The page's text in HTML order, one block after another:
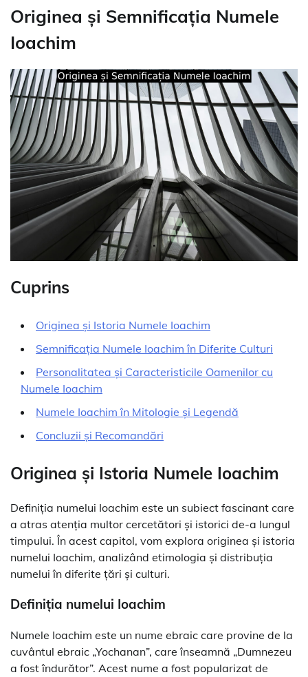
Originea și Semnificația Numele
Ioachim
Cuprins
Originea și Istoria Numele Ioachim
Semnificația Numele Ioachim în Diferite Culturi
Personalitatea și Caracteristicile Oamenilor cu
Numele Ioachim
Numele Ioachim în Mitologie și Legendă
Concluzii și Recomandări
Originea și Istoria Numele Ioachim
Definiția numelui Ioachim este un subiect fascinant care
a atras atenția multor cercetători și istorici de-a lungul
timpului. În acest capitol, vom explora originea și istoria
numelui Ioachim, analizând etimologia și distribuția
numelui în diferite țări și culturi.
Definiția numelui Ioachim
Numele Ioachim este un nume ebraic care provine de la
cuvântul ebraic „Yochanan”, care înseamnă „Dumnezeu
a fost îndurător”. Acest nume a fost popularizat de